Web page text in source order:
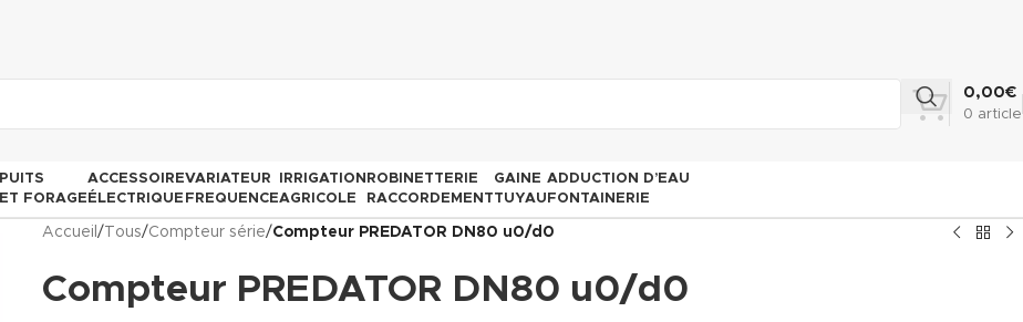
0 article
0,00€
PUITS
ET FORAGE
ACCESSOIRE
ÉLECTRIQUE
VARIATEUR
FREQUENCE
IRRIGATION
AGRICOLE
ROBINETTERIE
RACCORDEMENT
GAINE
TUYAU
ADDUCTION D’EAU
FONTAINERIE
Accueil / Tous/Compteur série/Compteur PREDATOR DN80 u0/d0
Compteur PREDATOR DN80 u0/d0